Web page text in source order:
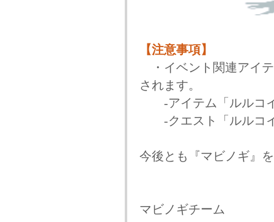
【注意事項】
・イベント関連アイ
されます。
‐アイテム「ルルコ
‐クエスト「ルルコ
今後とも『マビノギ』
マビノギチーム